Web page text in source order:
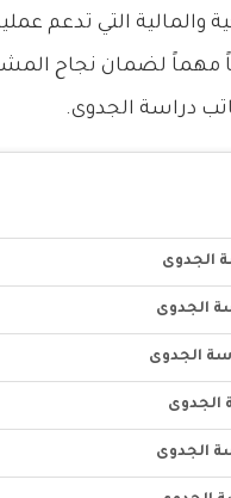
والمالية التي تدعم
مهماً لضمان نجاح
دراسة الجدوى.
الجدوى
الجدوى
الجدوى
الجدوى
الجدوى